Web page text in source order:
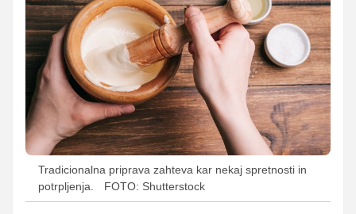
Tradicionalna priprava zahteva kar nekaj spretnosti in
potrpljenja.
FOTO: Shutterstock